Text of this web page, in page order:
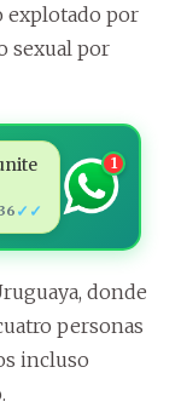
explotado por
sexual por
✓✓
1
donde
personas
incluso